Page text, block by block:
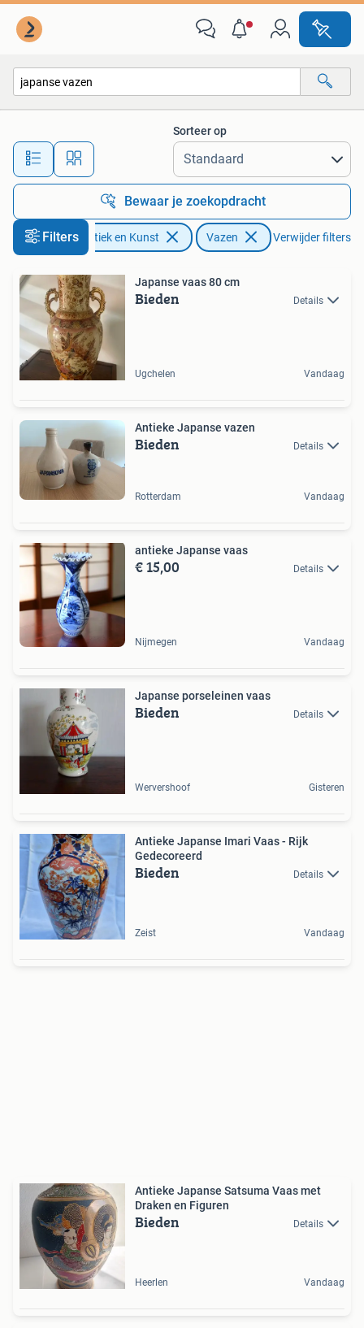
Alle afstanden…
Sorteer op
Bewaar je zoekopdracht
Filters Antiek en Kunst Vazen Verwijder filters
Japanse vaas 80 cm
Bieden Details
Ugchelen Vandaag
Antieke Japanse vazen
Bieden Details
Rotterdam Vandaag
antieke Japanse vaas
€ 15,00 Details
Nijmegen Vandaag
Japanse porseleinen vaas
Bieden Details
Wervershoof Gisteren
Antieke Japanse Imari Vaas - Rijk
Gedecoreerd
Bieden Details
Zeist Vandaag
Antieke Japanse Satsuma Vaas met
Draken en Figuren
Bieden Details
Heerlen Vandaag